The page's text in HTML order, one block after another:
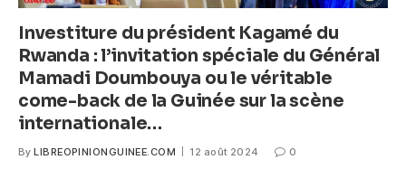
Investiture du président Kagamé du
Rwanda : l’invitation spéciale du Général
Mamadi Doumbouya ou le véritable
come-back de la Guinée sur la scène
internationale…
By LIBREOPINIONGUINEE.COM 12 août 2024 0